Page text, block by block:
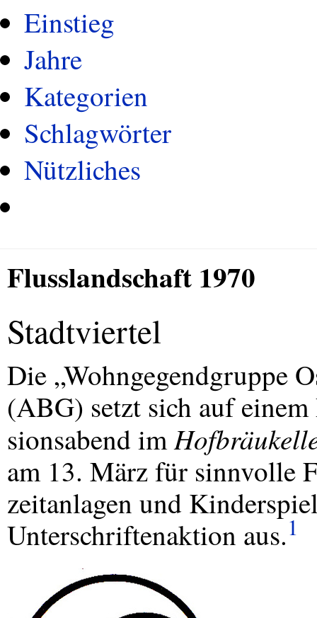
Einstieg
Jahre
Kategorien
Schlagwörter
Nützliches
Flusslandschaft 1970
Stadtviertel
Die „Wohngegendgruppe
(ABG) setzt sich auf
sionsabend im
am 13. März für sinnvolle
zeitanlagen und
Unterschriftenaktion aus.1